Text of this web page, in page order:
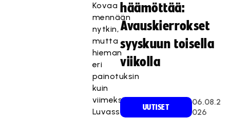
Kovaa
mennään
nytkin,
mutta
hieman
eri
painotuksin
kuin
viimeksi.
Luvassa
häämöttää:
Avauskierrokset
syyskuun toisella
viikolla
UUTISET
06.08.2
026